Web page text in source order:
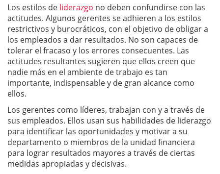
Los estilos de liderazgo no deben confundirse con las
actitudes. Algunos gerentes se adhieren a los estilos
restrictivos y burocráticos, con el objetivo de obligar a
los empleados a dar resultados. No son capaces de
tolerar el fracaso y los errores consecuentes. Las
actitudes resultantes sugieren que ellos creen que
nadie más en el ambiente de trabajo es tan
importante, indispensable y de gran alcance como
ellos.
Los gerentes como líderes, trabajan con y a través de
sus empleados. Ellos usan sus habilidades de liderazgo
para identificar las oportunidades y motivar a su
departamento o miembros de la unidad financiera
para lograr resultados mayores a través de ciertas
medidas apropiadas y decisivas.